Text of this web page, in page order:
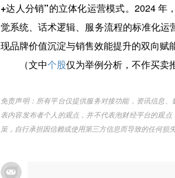
+达人分销”的立体化运营模式。 2024 年
觉系统、话术逻辑、服务流程的标准化运
现品牌价值沉淀与销售效能提升的双向赋
（文中个股仅为举例分析，不作买卖
免责声明：所有平台仅提供服务对接功能，资讯信息
表内容发布者个人的观点，并不代表泡财经平台的观
策，自行承担因信赖或使用第三方信息而导致的任何损